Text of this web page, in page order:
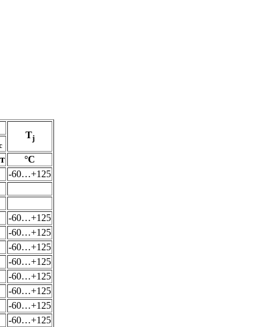
Tj
°С
-60…+125
-60…+125
-60…+125
-60…+125
-60…+125
-60…+125
-60…+125
-60…+125
-60…+125